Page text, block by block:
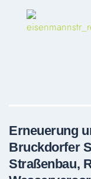
Erneuerung
Bruckdorfer
Straßenbau,